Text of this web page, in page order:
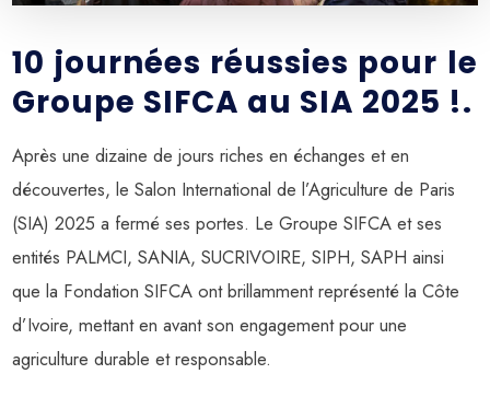
10 journées réussies pour le
Groupe SIFCA au SIA 2025 !.
Après une dizaine de jours riches en échanges et en
découvertes, le Salon International de l’Agriculture de Paris
(SIA) 2025 a fermé ses portes. Le Groupe SIFCA et ses
entités PALMCI, SANIA, SUCRIVOIRE, SIPH, SAPH ainsi
que la Fondation SIFCA ont brillamment représenté la Côte
d’Ivoire, mettant en avant son engagement pour une
agriculture durable et responsable.